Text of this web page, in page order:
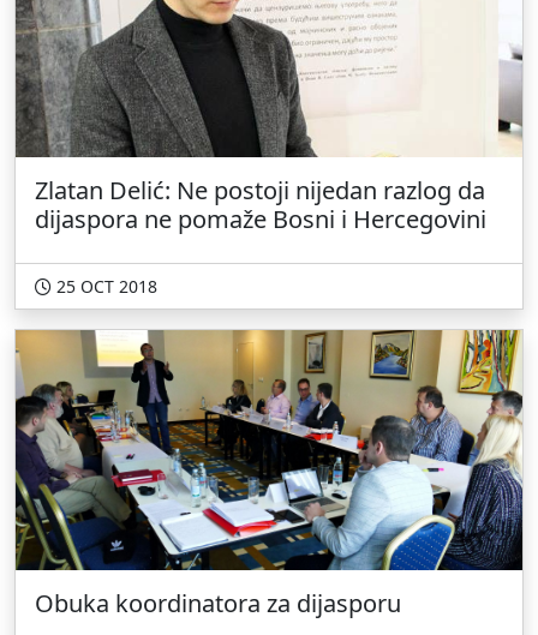
Zlatan Delić: Ne postoji nijedan razlog da
dijaspora ne pomaže Bosni i Hercegovini
25 OCT 2018
Obuka koordinatora za dijasporu